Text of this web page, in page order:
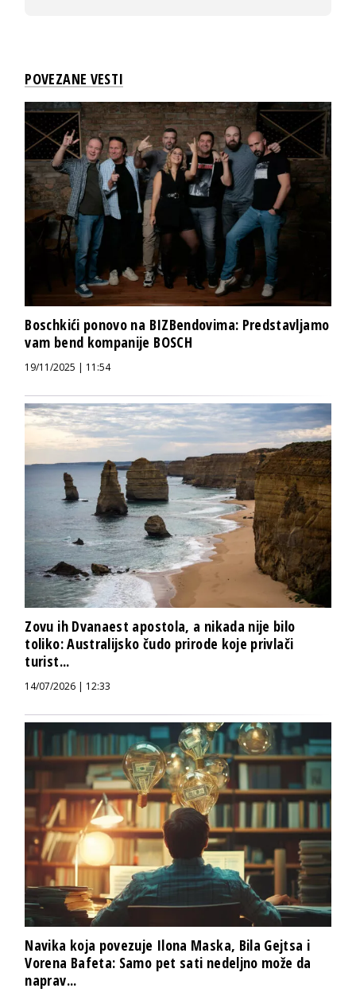
POVEZANE VESTI
Boschkići ponovo na BIZBendovima: Predstavljamo
vam bend kompanije BOSCH
19/11/2025 | 11:54
Zovu ih Dvanaest apostola, a nikada nije bilo
toliko: Australijsko čudo prirode koje privlači
turist...
14/07/2026 | 12:33
Navika koja povezuje Ilona Maska, Bila Gejtsa i
Vorena Bafeta: Samo pet sati nedeljno može da
naprav...